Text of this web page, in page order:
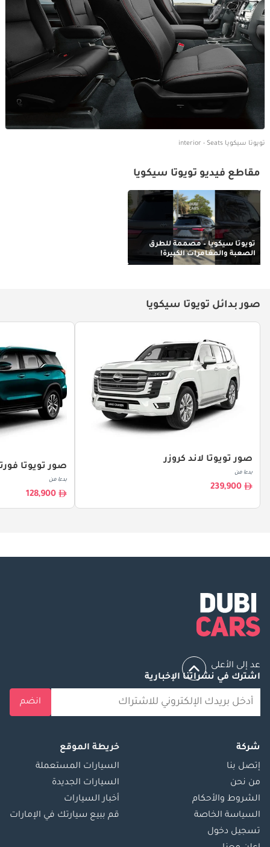
تويوتا سيكويا interior - Seats
مقاطع فيديو تويوتا سيكويا
تويوتا سيكويا – مصممة للطرق
الصعبة والمغامرات الكبيرة!
صور بدائل تويوتا سيكويا
صور تويوتا لاند كروزر
بدءا من
239,900
صور تويوتا
بدءا من
128,900
عد إلى الأعلى
اشترك في نشراتنا الإخبارية
انضم
شركة
إتصل بنا
من نحن
الشروط والأحكام
السياسة الخاصة
تسجيل دخول
خريطة الموقع
السيارات المستعملة
السيارات الجديدة
أخبار السيارات
قم ببيع سيارتك في الإمارات